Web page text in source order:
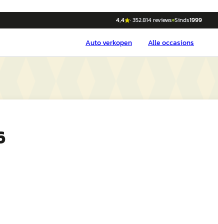
4,4 ·352.814reviews Sinds1999
Autoverkopen Alle occasions